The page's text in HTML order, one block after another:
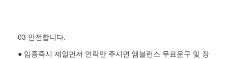
03 안전합니다.
● 임종즉시 제일먼저 연락만 주시면 앰블런스 무료운구 및 장